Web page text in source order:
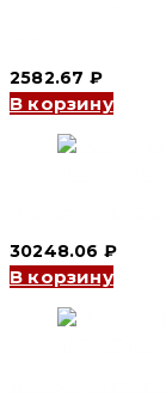
2582.67 ₽
В корзину
30248.06 ₽
В корзину